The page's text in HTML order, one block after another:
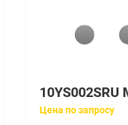
Цена по запросу